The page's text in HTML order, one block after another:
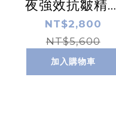
夜強效抗皺精華
乳 60ml
NT$2,800
NT$5,600
加入購物車